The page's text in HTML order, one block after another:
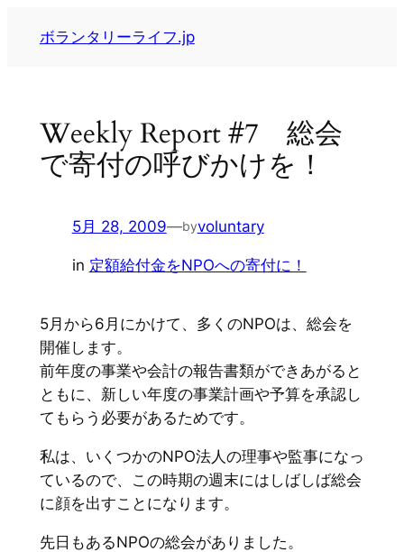
ボランタリーライフ.jp
Weekly Report #7 総会
で寄付の呼びかけを！
5月 28, 2009—byvoluntary
in 定額給付金をNPOへの寄付に！
5月から6月にかけて、多くのNPOは、総会を
開催します。
前年度の事業や会計の報告書類ができあがると
ともに、新しい年度の事業計画や予算を承認し
てもらう必要があるためです。
私は、いくつかのNPO法人の理事や監事になっ
ているので、この時期の週末にはしばしば総会
に顔を出すことになります。
先日もあるNPOの総会がありました。